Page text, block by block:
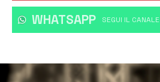
WHATSAPP ‎SEGUI IL CANALE